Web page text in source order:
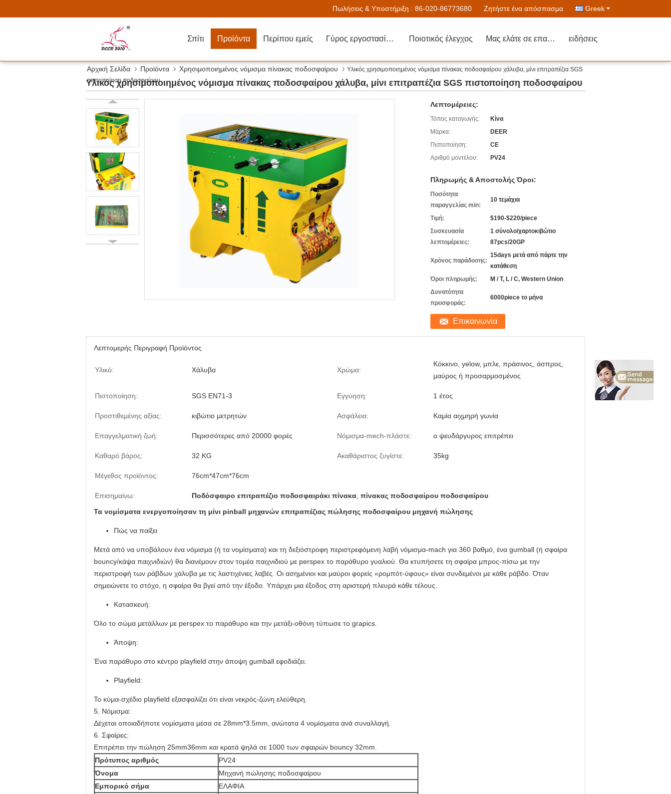
Πωλήσεις & Υποστήριξη : 86-020-86773680 Ζητήστε ένα απόσπασμα Greek
Σπίτι Προϊόντα Περίπου εμείς Γύρος εργοστασίων Ποιοτικός έλεγχος Μας ελάτε σε επαφή με ειδήσεις
Αρχική Σελίδα Προϊόντα Χρησιμοποιημένος νόμισμα πίνακας ποδοσφαίρου
Υλικός χρησιμοποιημένος νόμισμα πίνακας ποδοσφαίρου χάλυβα, μίνι επιτραπέζια SGS
πιστοποίηση ποδοσφαίρου
Υλικός χρησιμοποιημένος νόμισμα πίνακας ποδοσφαίρου χάλυβα, μίνι επιτραπέζια SGS πιστοποίηση ποδοσφαίρου
Λεπτομέρειες:
Τόπος καταγωγής:
Κίνα
Μάρκα:
DEER
Πιστοποίηση:
CE
Αριθμό μοντέλου:
PV24
Πληρωμής & Αποστολής Όροι:
Ποσότητα
παραγγελίας min:
10 τεμάχια
Τιμή:
$190-$220/piece
Συσκευασία
λεπτομέρειες:
1 σύνολο/χαρτοκιβώτιο
87pcs/20GP
Χρόνος παράδοσης:
15days μετά από πάρτε την
κατάθεση
Όροι πληρωμής:
Μ / Τ, L / C, Western Union
Δυνατότητα
προσφοράς:
6000piece το μήνα
Επικοινωνία
Λεπτομερής Περιγραφή Προϊόντος
Υλικό: Χάλυβα Χρώμα:
Κόκκινο, yelow, μπλε, πράσινος, άσπρος,
μαύρος ή προσαρμοσμένος
Πιστοποίηση: SGS EN71-3 Εγγύηση: 1 έτος
Προστιθεμένης αξίας: κιβώτιο μετρητών Ασφάλεια: Καμία αιχμηρή γωνία
Επαγγελματική ζωή: Περισσότερες από 20000 φορές Νόμισμα-mech-πλάστε: ο ψευδάργυρος επιτρέπει
Καθαρό βάρος: 32 KG Ακαθάριστος ζυγίστε: 35kg
Μέγεθος προϊόντος: 76cm*47cm*76cm
Επισημαίνω: Ποδόσφαιρο επιτραπέζιο ποδοσφαιράκι πίνακα πίνακας ποδοσφαίρου ποδοσφαίρου
Τα νομίσματα ενεργοποίησαν τη μίνι pinball μηχανών επιτραπέζιας πώλησης ποδοσφαίρου μηχανή πώλησης
Πώς να παίξει
Μετά από να υποβάλουν ένα νόμισμα (ή τα νομίσματα) και τη δεξιόστροφη περιστρεφόμενη λαβή νόμισμα-mach για 360 βαθμό, ένα gumball (ή σφαίρα
bouncy/κάψα παιχνιδιών) θα διανέμουν στον τομέα παιχνιδιού με perspex το παράθυρο γυαλιού. Θα κτυπήσετε τη σφαίρα μπρος-πίσω με την
περιστροφή των ράβδων χάλυβα με τις λαστιχένιες λαβές. Οι ασημένιοι και μαύροι φορείς «ρομπότ-ύφους» είναι συνδεμένοι με κάθε ράβδο. Όταν
σημειώνετε το στόχο, η σφαίρα θα βγεί από την έξοδο. Υπάρχει μια έξοδος στη αριστερή πλευρά κάθε τέλους.
Κατασκευή:
Όλο το σώμα μετάλλων με perspex το παράθυρο και την μετάξι-οθόνη τύπωσε το grapics.
Άποψη:
Ένα παράθυρο στο κέντρο playfield στην άποψη gumball εφοδιάζει.
Playfield:
Το κύμα-σχέδιο playfield εξασφαλίζει ότι είναι νεκρός-ζώνη ελεύθερη.
5. Νόμισμα:
Δέχεται οποιαδήποτε νομίσματα μέσα σε 28mm*3.5mm, ανώτατα 4 νομίσματα ανά συναλλαγή.
6. Σφαίρες:
Επιτρέπει την πώληση 25mm36mm και κρατά ψηλά σε 1000 των σφαιρών bouncy 32mm.
Πρότυπος αριθμός
PV24
Όνομα
Μηχανή πώλησης ποδοσφαίρου
Εμπορικό σήμα
ΕΛΑΦΙΑ